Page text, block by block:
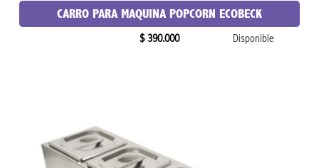
CARRO PARA MAQUINA POPCORN ECOBECK
$ 390.000 Disponible